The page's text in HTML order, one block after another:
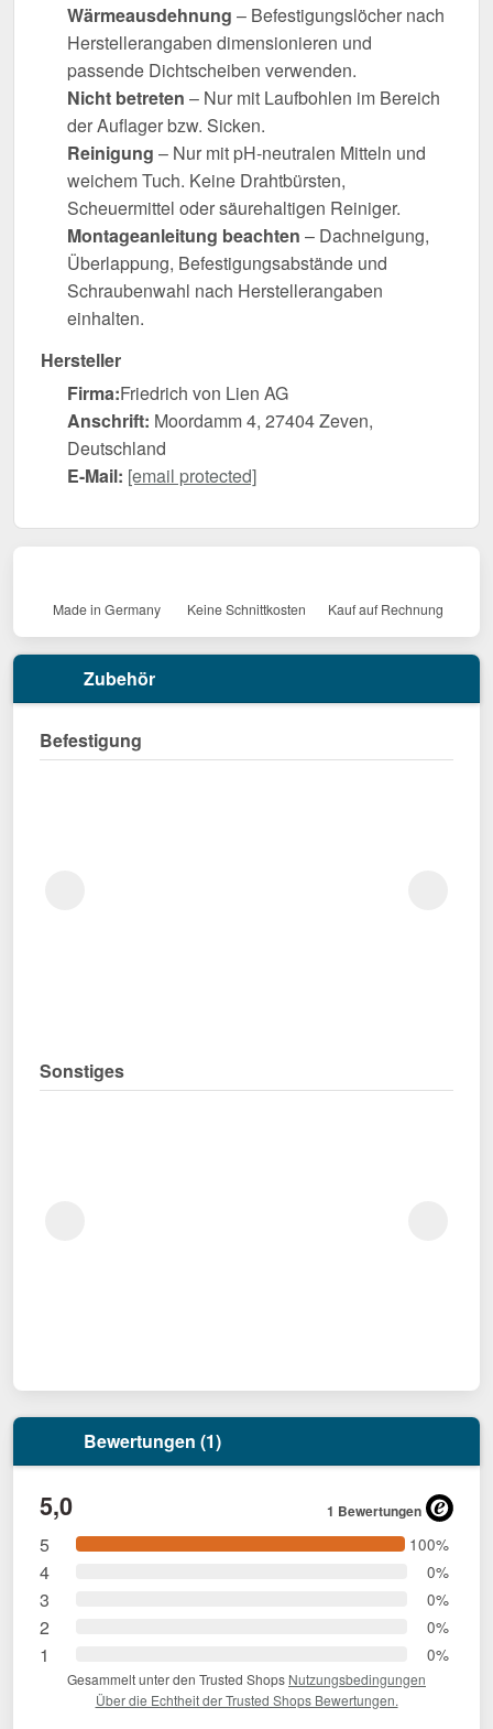
Wärmeausdehnung – Befestigungslöcher nach
Herstellerangaben dimensionieren und
passende Dichtscheiben verwenden.
Nicht betreten – Nur mit Laufbohlen im Bereich
der Auflager bzw. Sicken.
Reinigung – Nur mit pH-neutralen Mitteln und
weichem Tuch. Keine Drahtbürsten,
Scheuermittel oder säurehaltigen Reiniger.
Montageanleitung beachten – Dachneigung,
Überlappung, Befestigungsabstände und
Schraubenwahl nach Herstellerangaben
einhalten.
Hersteller
Firma:Friedrich von Lien AG
Anschrift: Moordamm 4, 27404 Zeven,
Deutschland
E-Mail: [email protected]
Made in Germany Keine Schnittkosten Kauf auf Rechnung
Zubehör
Befestigung
Sonstiges
Bewertungen (1)
5,0 1 Bewertungen
5 100%
4 0%
3 0%
2 0%
1 0%
Gesammelt unter den Trusted Shops Nutzungsbedingungen
Über die Echtheit der Trusted Shops Bewertungen.